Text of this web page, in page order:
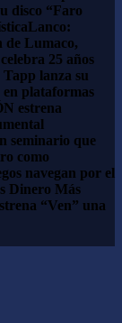
disco “Faro
Lanco:
de Lumaco,
25 años
lanza su
plataformas
estrena
seminario que
como
navegan por el
Dinero Más
“Ven” una